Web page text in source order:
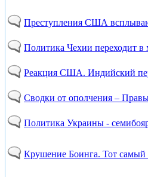
Преступления США
Политика Чехии переходит в
Реакция США. Индийский
Сводки от ополчения –
Политика Украины -
Крушение Боинга. Тот